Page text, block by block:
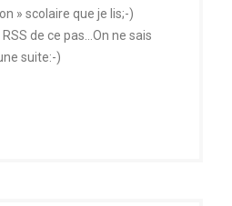
» scolaire que je lis;-)
de ce pas…On ne sais
suite:-)